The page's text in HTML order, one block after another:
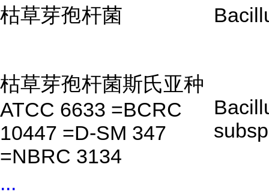
枯草芽孢杆菌
枯草芽孢杆菌斯氏亚种
ATCC 6633 =BCRC
10447 =D-SM 347
=NBRC 3134
...